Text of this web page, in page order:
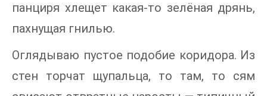
панциря хлещет какая-то зелёная дрянь,
пахнущая гнилью.
Оглядываю пустое подобие коридора. Из
стен торчат щупальца, то там, то сям